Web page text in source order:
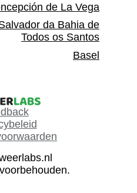
de La Vega
da Bahia de
Todos os Santos
Basel